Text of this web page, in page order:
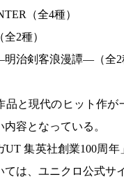
（全4種）
2種）
治剣客浪漫譚―（全2
品と現代のヒット作
容となっている。
UT 集英社創業100周
ては、ユニクロ公式サ